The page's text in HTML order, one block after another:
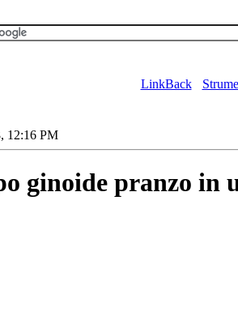
LinkBack
12:16 PM
ginoide pranzo in